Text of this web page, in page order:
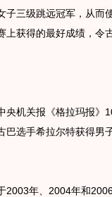
子三级跳远冠军，从而
上获得的最好成绩，令
机关报《格拉玛报》
巴选手希拉尔特获得男
年、2004年和2006